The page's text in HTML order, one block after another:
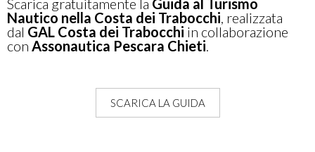
Scarica gratuitamente la Guida al Turismo
Nautico nella Costa dei Trabocchi, realizzata
dal GAL Costa dei Trabocchi in collaborazione
con Assonautica Pescara Chieti.
SCARICA LA GUIDA